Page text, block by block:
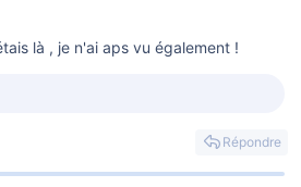
là , je n'ai aps vu également !
Répondre